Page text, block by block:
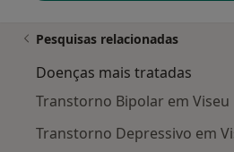
Pesquisas relacionadas
Doenças mais tratadas
Transtorno Bipolar em Viseu
Transtorno Depressivo em